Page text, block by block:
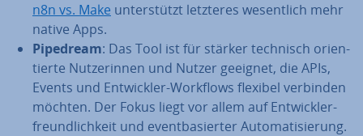
n8n vs. Make un­ter­stützt letzteres we­sent­lich mehr
native Apps.
Pipedream: Das Tool ist für stärker technisch ori­en­
tier­te Nut­ze­rin­nen und Nutzer geeignet, die APIs,
Events und Ent­wick­ler-Workflows flexibel verbinden
möchten. Der Fokus liegt vor allem auf Ent­wick­ler­
freund­lich­keit und event­ba­sier­ter Au­to­ma­ti­sie­rung.